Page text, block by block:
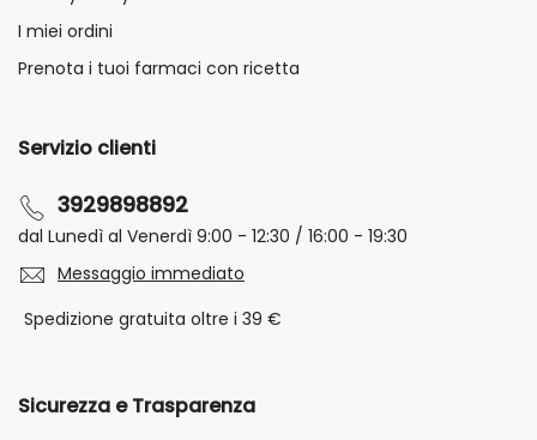
I miei ordini
Prenota i tuoi farmaci con ricetta
Servizio clienti
3929898892
dal Lunedì al Venerdì 9:00 - 12:30 / 16:00 - 19:30
Messaggio immediato
Spedizione gratuita oltre i 39 €
Sicurezza e Trasparenza